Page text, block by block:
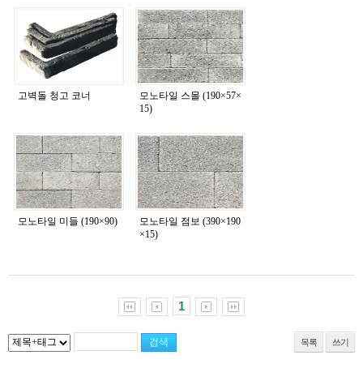
고벽돌 청고 코너
모노타일 스몰 (190×57×
15)
모노타일 미들 (190×90)
모노타일 점보 (390×190
×15)
1
목록 쓰기